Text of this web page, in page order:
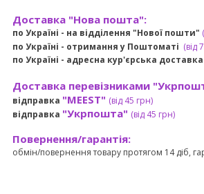
Доставка "Нова пошта":
по Україні - на відділення "Нової пошти"
по Україні - отримання у Поштоматі (від 7
по Україні - адресна кур'єрська доставка
Доставка перевізниками
відправка "MEEST" (від 45 грн)
відправка "Укрпошта" (від 45 грн)
Повернення/гарантія:
обмін/повернення товару протягом 14 діб,